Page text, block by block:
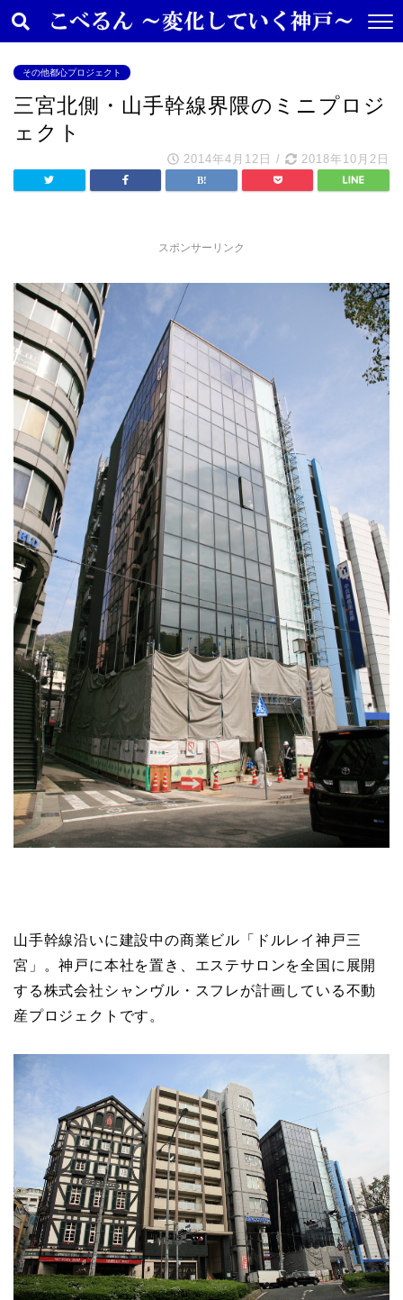
その他都心プロジェクト
三宮北側・山手幹線界隈のミニプロジ
ェクト
2014年4月12日 / 2018年10月2日
スポンサーリンク
山手幹線沿いに建設中の商業ビル「ドルレイ神戸三
宮」。神戸に本社を置き、エステサロンを全国に展開
する株式会社シャンヴル・スフレが計画している不動
産プロジェクトです。